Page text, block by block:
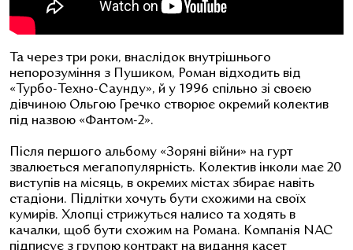
Та через три роки, внаслідок внутрішнього
непорозуміння з Пушиком, Роман відходить від
«Турбо-Техно-Саунду», й у 1996 спільно зі своєю
дівчиною Ольгою Гречко створює окремий колектив
під назвою «Фантом-2».
Після першого альбому «Зоряні війни» на гурт
звалюється мегапопулярність. Колектив інколи має 20
виступів на місяць, в окремих містах збирає навіть
стадіони. Підлітки хочуть бути схожими на своїх
кумирів. Хлопці стрижуться налисо та ходять в
качалки, щоб бути схожим на Романа. Компанія NAC
підписує з групою контракт на видання касет